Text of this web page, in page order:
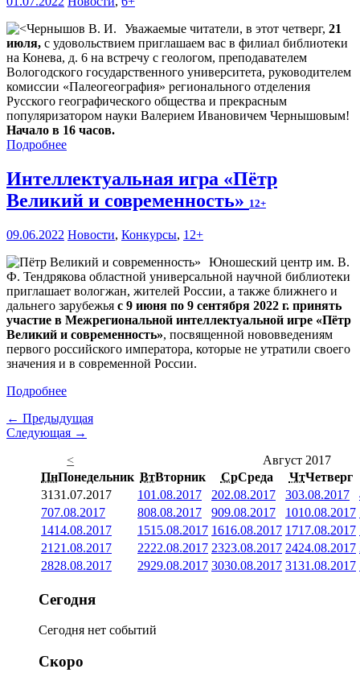
Уважаемые читатели, в этот четверг, 21
июля, с удовольствием приглашаем вас в филиал библиотеки
на Конева, д. 6 на встречу с геологом, преподавателем
Вологодского государственного университета, руководителем
комиссии «Палеогеография» регионального отделения
Русского географического общества и прекрасным
популяризатором науки Валерием Ивановичем Чернышовым!
Начало в 16 часов.
Подробнее
Интеллектуальная игра «Пётр
Великий и современность» 12+
09.06.2022 Новости, Конкурсы, 12+
Юношеский центр им. В.
Ф. Тендрякова областной универсальной научной библиотеки
приглашает вологжан, жителей России, а также ближнего и
дальнего зарубежья с 9 июня по 9 сентября 2022 г. принять
участие в Межрегиональной интеллектуальной игре «Пётр
Великий и современность», посвященной нововведениям
первого российского императора, которые не утратили своего
значения и в современной России.
Подробнее
← Предыдущая
Следующая →
<
Август 2017
ПнПонедельник ВтВторник СрСреда ЧтЧетверг
3131.07.2017 101.08.2017 202.08.2017 303.08.2017
707.08.2017 808.08.2017 909.08.2017 1010.08.2017
1414.08.2017 1515.08.2017 1616.08.2017 1717.08.2017
21 21.08.2017 2222.08.2017 2323.08.2017 2424.08.2017
2828.08.2017 2929.08.2017 3030.08.2017 3131.08.2017
Сегодня
Сегодня нет событий
Скоро